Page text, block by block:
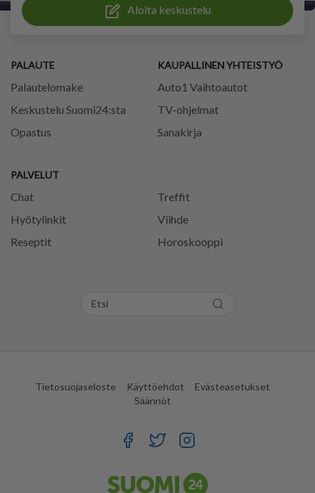
Aloita keskustelu
PALAUTE
Palautelomake
Keskustelu Suomi24:sta
Opastus
PALVELUT
Chat
Treffit
Hyötylinkit
Viihde
Reseptit
Horoskooppi
KAUPALLINEN YHTEISTYÖ
Auto1 Vaihtoautot
TV-ohjelmat
Sanakirja
Tietosuojaseloste Käyttöehdot
Evästeasetukset
Säännöt